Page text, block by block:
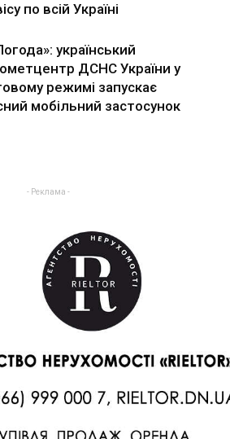
по всій Україні
український
ДСНС України у
режимі запускає
мобільний застосунок
- Реклама -